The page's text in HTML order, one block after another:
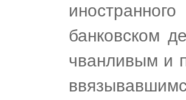
банковском
чванливым и